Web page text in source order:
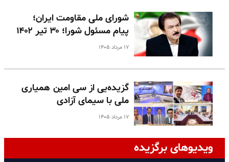
شورای ملی مقاومت ایران؛
پیام مسئول شورا؛ ۳۰ تیر ۱۴۰۲
۱۷ مرداد ۱۴۰۵
گزیده‌یی از سی امین همیاری
ملی با سیمای آزادی
۱۷ مرداد ۱۴۰۵
ویدیوهای برگزیده